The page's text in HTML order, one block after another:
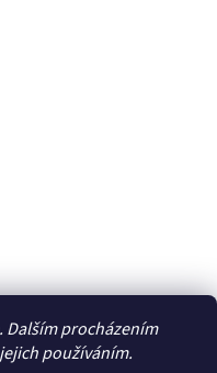
Dalším procházením
používáním.